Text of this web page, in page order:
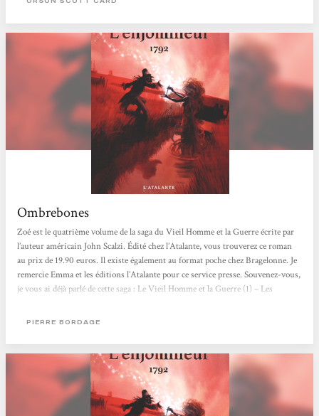
Ombrebones
Zoé est le quatrième volume de la saga du Vieil Homme et la Guerre écrite par
l’auteur américain John Scalzi. Édité chez l’Atalante, vous trouverez ce roman
au prix de 19.90 euros. Il existe également au format poche chez Bragelonne. Je
remercie Emma et les éditions l’Atalante pour ce service presse. Souvenez-vous,
je vous ai déjà parlé de cette saga : Le Vieil Homme et la Guerre (1) – Les
les évènements qui se déroulent dans La dernière colonie dont je...
PIERRE BORDAGE